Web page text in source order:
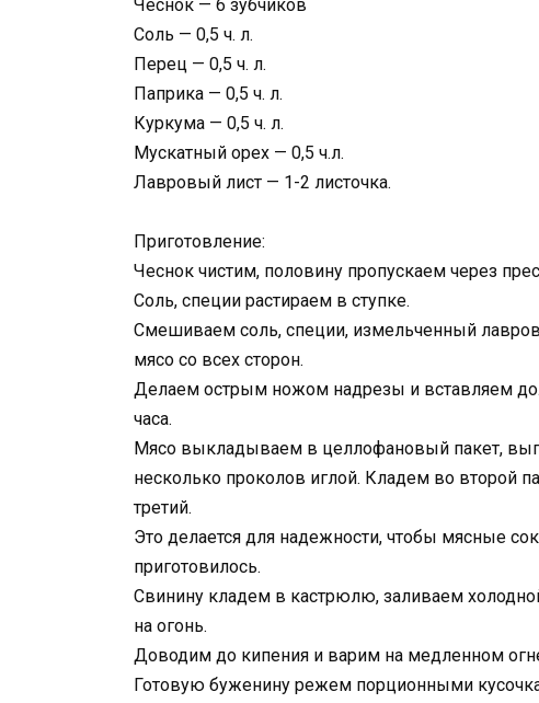
Чеснок — 6 зубчиков
Соль — 0,5 ч. л.
Перец — 0,5 ч. л.
Паприка — 0,5 ч. л.
Куркума — 0,5 ч. л.
Мускатный орех — 0,5 ч.л.
Лавровый лист — 1-2 листочка.
Приготовление:
Чеснок чистим, половину пропускаем через
Соль, специи растираем в ступке.
Смешиваем соль, специи, измельченный
мясо со всех сторон.
Делаем острым ножом надрезы и вставляем
часа.
Мясо выкладываем в целлофановый пакет,
несколько проколов иглой. Кладем во второй
третий.
Это делается для надежности, чтобы мясные
приготовилось.
Свинину кладем в кастрюлю, заливаем
на огонь.
Доводим до кипения и варим на медленном
Готовую буженину режем порционными